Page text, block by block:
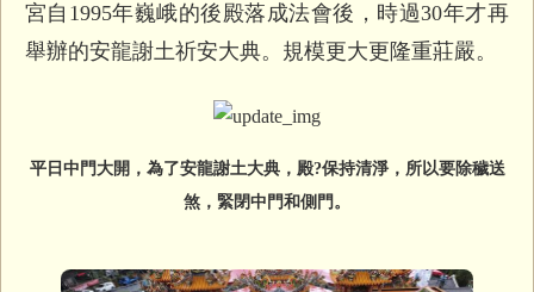
宮自1995年巍峨的後殿落成法會後， 時過30年才再
舉辦的安龍謝土祈安大典。規模更大更隆重莊嚴。
平日中門大開，為了安龍謝土大典，殿?保持清淨，所以要除穢送
煞，緊閉中門和側門。